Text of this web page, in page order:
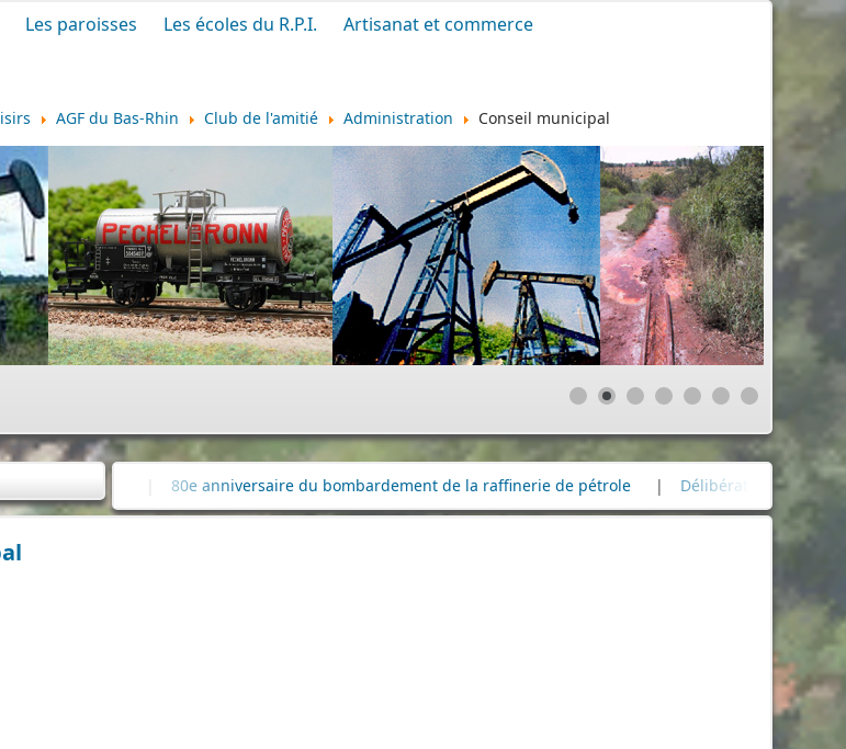
Les paroisses Les écoles du R.P.I.
Artisanat et commerce
AGF du Bas-Rhin Club de l'amitié Administration Conseil municipal
anniversaire du bombardement de la raffinerie de pétrole | Délibérations Conseil Municipal | Cimetière